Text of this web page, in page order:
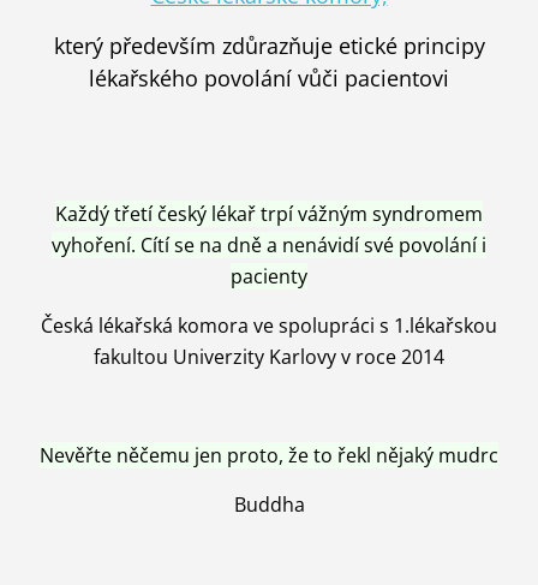
který především zdůrazňuje etické principy
lékařského povolání vůči pacientovi
Každý třetí český lékař trpí vážným syndromem
vyhoření. Cítí se na dně a nenávidí své povolání i
pacienty
Česká lékařská komora ve spolupráci s 1.lékařskou
fakultou Univerzity Karlovy v roce 2014
Nevěřte něčemu jen proto, že to řekl nějaký mudrc
Buddha